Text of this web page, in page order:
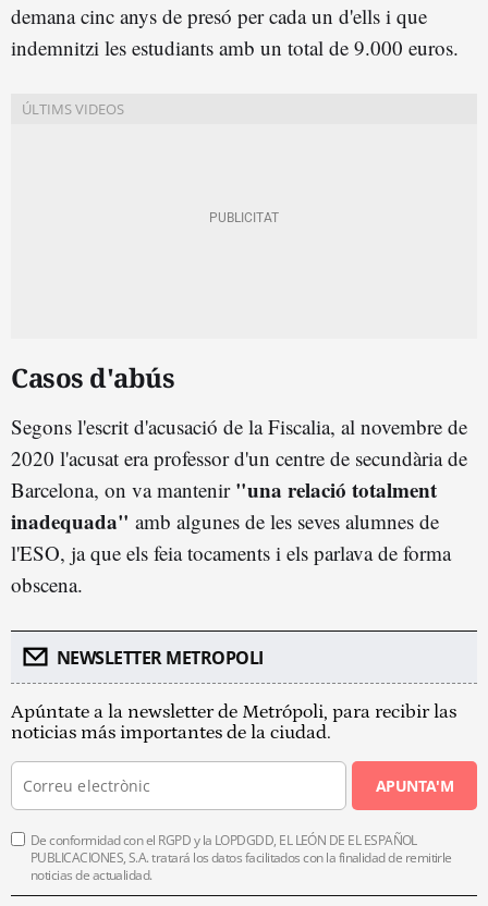
demana cinc anys de presó per cada un d'ells i que
indemnitzi les estudiants amb un total de 9.000 euros.
Casos d'abús
Segons l'escrit d'acusació de la Fiscalia, al novembre de
2020 l'acusat era professor d'un centre de secundària de
Barcelona, on va mantenir "una relació totalment
inadequada" amb algunes de les seves alumnes de
l'ESO, ja que els feia tocaments i els parlava de forma
obscena.
NEWSLETTER METROPOLI
Apúntate a la newsletter de Metrópoli, para recibir las
noticias más importantes de la ciudad.
APUNTA'M
De conformidad con el RGPD y la LOPDGDD, EL LEÓN DE EL ESPAÑOL
PUBLICACIONES, S.A. tratará los datos facilitados con la finalidad de remitirle
noticias de actualidad.